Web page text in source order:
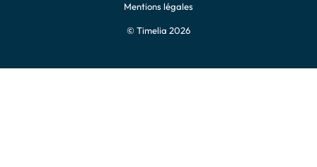
Mentions légales
© Timelia 2026